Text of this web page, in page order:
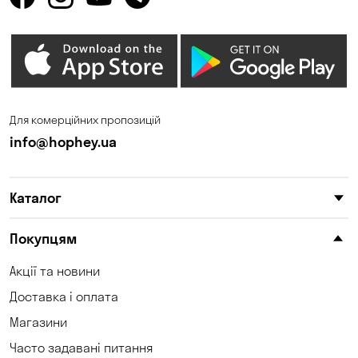
Олександрівка
Борщагівка
Погреби
Пухівка Піщанка
Самар
Сонячне
Для комерційних пропозицій
info@hophey.ua
Каталог
Покупцям
Акції та новини
Доставка і оплата
Магазини
Часто задавані питання